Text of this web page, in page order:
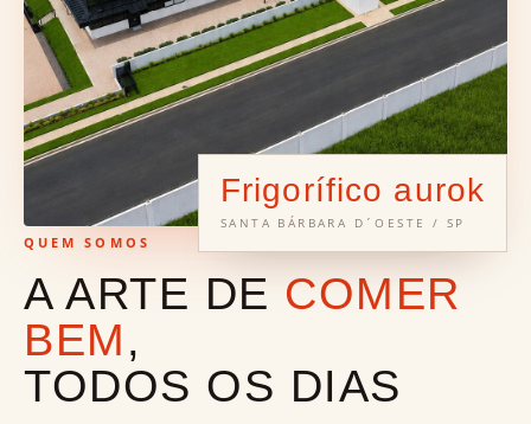
Frigorífico aurok
SANTA BÁRBARA D´OESTE / SP
QUEM SOMOS
A ARTE DE COMER
BEM,
TODOS OS DIAS